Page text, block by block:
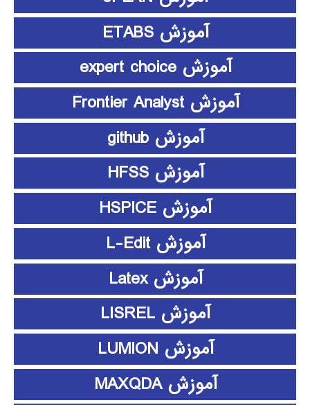
آموزش ETABS
آموزش expert choice
آموزش Frontier Analyst
آموزش github
آموزش HFSS
آموزش HSPICE
آموزش L-Edit
آموزش Latex
آموزش LISREL
آموزش LUMION
آموزش MAXQDA